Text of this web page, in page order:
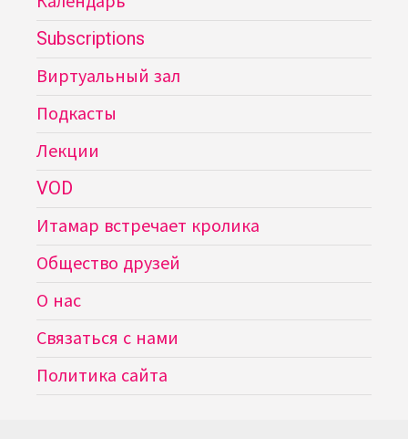
Subscriptions
Виртуальный зал
Подкасты
Лекции
VOD
Итамар встречает кролика
Общество друзей
О нас
Связаться с нами
Политика сайта